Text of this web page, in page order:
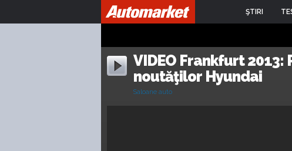
ŞTIRI
VIDEO Frankfurt 2013:
noutăţilor Hyundai
Saloane auto